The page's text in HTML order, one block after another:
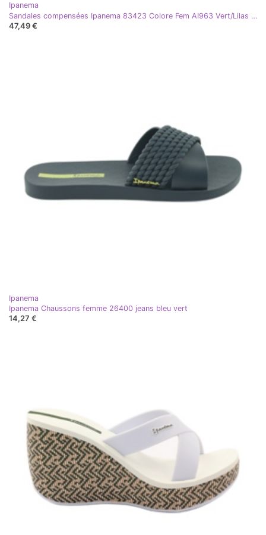
Ipanema
Sandales compensées Ipanema 83423 Colore Fem AI963 Vert/Lilas violet rose
47,49 €
Ipanema
Ipanema Chaussons femme 26400 jeans bleu vert
14,27 €